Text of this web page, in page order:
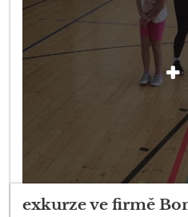
exkurze ve firmě